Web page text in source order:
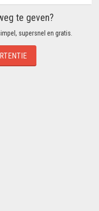
te geven?
supersnel en gratis.